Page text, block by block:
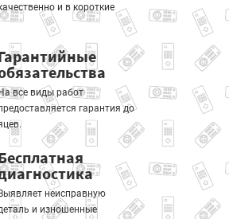
и в короткие
На все виды работ
гарантия до
Выявляет неисправную
и изношенные